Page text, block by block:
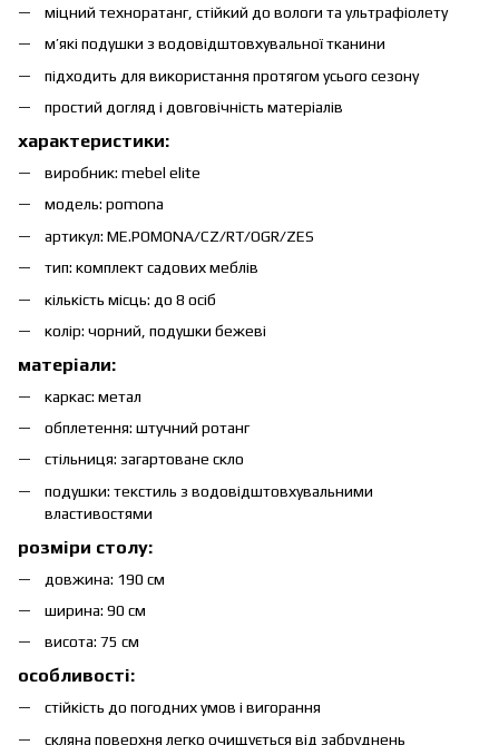
міцний техноратанг, стійкий до вологи та ультрафіолету
м’які подушки з водовідштовхувальної тканини
підходить для використання протягом усього сезону
простий догляд і довговічність матеріалів
характеристики:
виробник: mebel elite
модель: pomona
артикул: ME.POMONA/CZ/RT/OGR/ZES
тип: комплект садових меблів
кількість місць: до 8 осіб
колір: чорний, подушки бежеві
матеріали:
каркас: метал
обплетення: штучний ротанг
стільниця: загартоване скло
подушки: текстиль з водовідштовхувальними
властивостями
розміри столу:
довжина: 190 см
ширина: 90 см
висота: 75 см
особливості:
стійкість до погодних умов і вигорання
скляна поверхня легко очищується від забруднень